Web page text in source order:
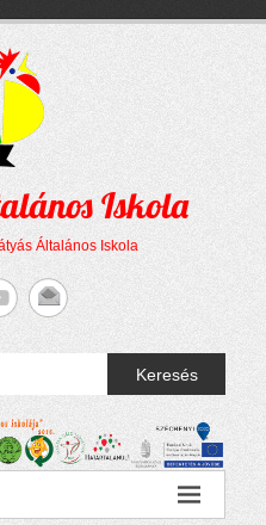
Iskola
Általános Iskola
Keresés